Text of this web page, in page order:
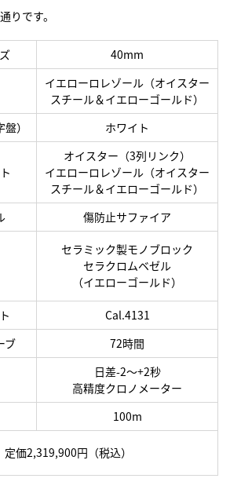
りです。
40mm
イエローロレゾール（オイスター
スチール＆イエローゴールド）
）
ホワイト
オイスター（3列リンク）
イエローロレゾール（オイスター
スチール＆イエローゴールド）
傷防止サファイア
セラミック製モノブロック
セラクロムベゼル
（イエローゴールド）
Cal.4131
ブ
72時間
日差-2〜+2秒
高精度クロノメーター
100m
定価2,319,900円（税込）